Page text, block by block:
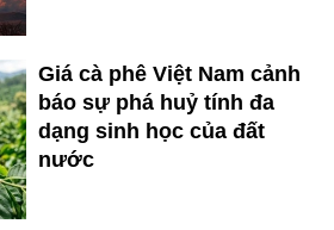
Giá cà phê Việt Nam cảnh
báo sự phá huỷ tính đa
dạng sinh học của đất
nước